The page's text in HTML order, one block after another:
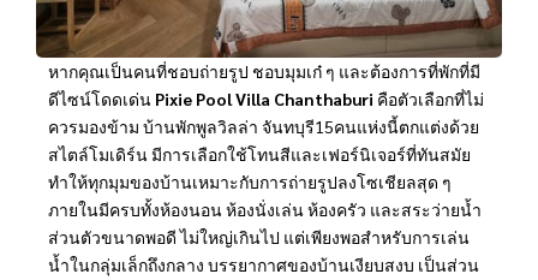
หากคุณเป็นคนที่ชอบถ่ายรูป ชอบมุมเก๋ ๆ และต้องการที่พักที่มี
ดีไซน์โดดเด่น Pixie Pool Villa Chanthaburi คือตัวเลือกที่ไม่
ควรมองข้าม บ้านพักพูลวิลล่า จันทบุรี15คนแห่งนี้ตกแต่งด้วย
สไตล์โมเดิร์น มีการเลือกใช้โทนสีและเฟอร์นิเจอร์ที่ทันสมัย
ทำให้ทุกมุมของบ้านเหมาะกับการถ่ายรูปลงโซเชียลสุด ๆ
ภายในมีครบทั้งห้องนอน ห้องนั่งเล่น ห้องครัว และสระว่ายน้ำ
ส่วนตัวขนาดพอดี ไม่ใหญ่เกินไป แต่เพียงพอสำหรับการเล่น
น้ำในกลุ่มเล็กถึงกลาง บรรยากาศของบ้านเงียบสงบ เป็นส่วน